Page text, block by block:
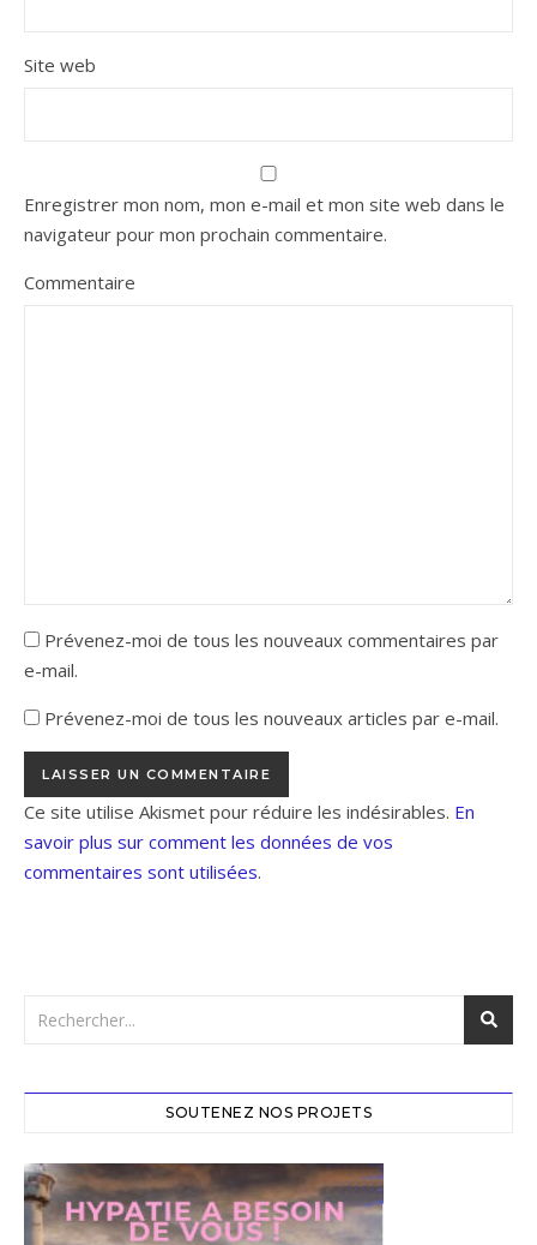
Site web
Enregistrer mon nom, mon e-mail et mon site web dans le
navigateur pour mon prochain commentaire.
Commentaire
Prévenez-moi de tous les nouveaux commentaires par
e-mail.
Prévenez-moi de tous les nouveaux articles par e-mail.
Ce site utilise Akismet pour réduire les indésirables. En
savoir plus sur comment les données de vos
commentaires sont utilisées.
SOUTENEZ NOS PROJETS